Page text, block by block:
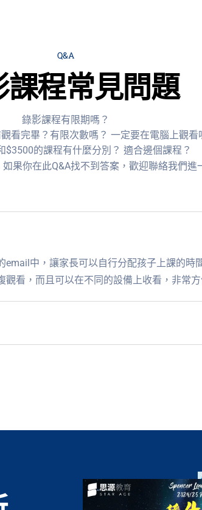
Q&A
課程常見問題
錄影課程有限期嗎？
看完畢？有限次數嗎？ 一定要在電腦上觀看
$3500的課程有什麼分別？ 適合邊個課程？
果你在此Q&A找不到答案，歡迎聯絡我們進
email中，讓家長可以自行分配孩子上課的時
看，而且可以在不同的設備上收看，非常方